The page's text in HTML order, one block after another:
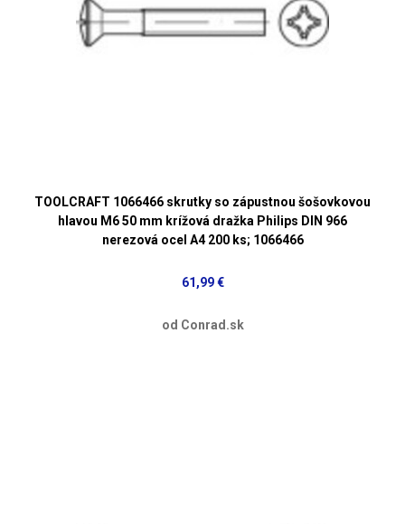
TOOLCRAFT 1066466 skrutky so zápustnou šošovkovou
hlavou M6 50 mm krížová dražka Philips DIN 966
nerezová ocel A4 200 ks; 1066466
61,99 €
od Conrad.sk